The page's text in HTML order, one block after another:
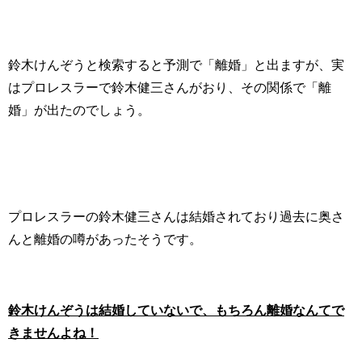
鈴木けんぞうと検索すると予測で「離婚」と出ますが、実
はプロレスラーで鈴木健三さんがおり、その関係で「離
婚」が出たのでしょう。
プロレスラーの鈴木健三さんは結婚されており過去に奥さ
んと離婚の噂があったそうです。
鈴木けんぞうは結婚していないで、もちろん離婚なんてで
きませんよね！